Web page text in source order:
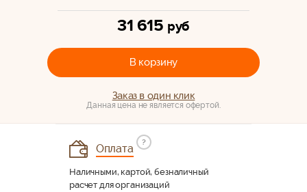
31 615 руб
В корзину
Заказ в один клик
Данная цена не является офертой.
Оплата
?
Наличными, картой, безналичный
расчет для организаций